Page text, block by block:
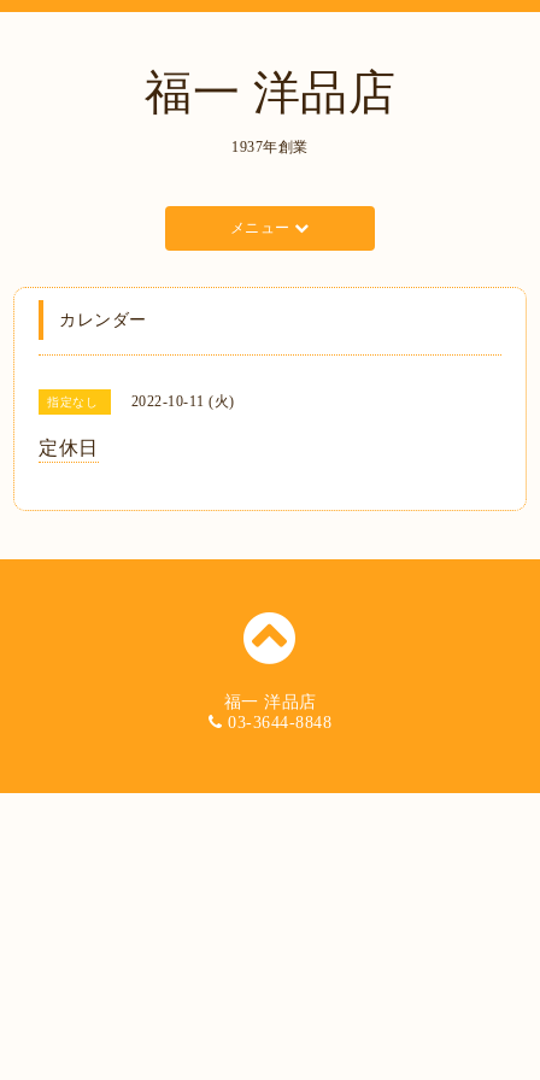
福一 洋品店
1937年創業
メニュー
カレンダー
指定なし 2022-10-11 (火)
定休日
福一 洋品店
03-3644-8848